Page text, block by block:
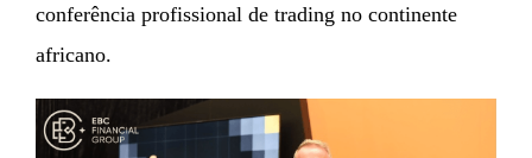
conferência profissional de trading no continente
africano.